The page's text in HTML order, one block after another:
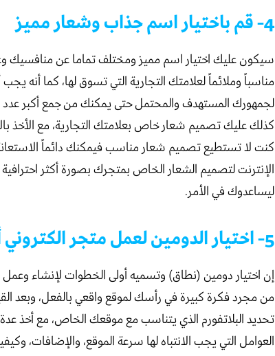
4- قم باختيار اسم جذاب وشعار مميز
سيكون عليك اختيار اسم مميز ومختلف تماما عن منافسيك
مناسباً وملائماً لعلامتك التجارية التي تسوق لها، كما أنه
لجمهورك المستهدف والمحتمل حتى يمكنك من جمع أكبر عدد
كذلك عليك تصميم شعار خاص بعلامتك التجارية، مع الأخذ
كنت لا تستطيع تصميم شعار مناسب فيمكنك دائماً
الإنترنت لتصميم الشعار الخاص بمتجرك بصورة أكثر
ليساعدوك في الأمر.
5- اختيار الدومين لعمل متجر الكتروني أو فتح متجر إلكتروني
إن اختيار دومين (نطاق) وتسميه أولى الخطوات لإنشاء
من مجرد فكرة كبيرة في رأسك لموقع واقعي بالفعل، وبعد
تحديد البلاتفورم الذي يتناسب مع موقعك الخاص، مع أخذ عدة
العوامل التي يجب الانتباه لها سرعة الموقع، والإضافات،